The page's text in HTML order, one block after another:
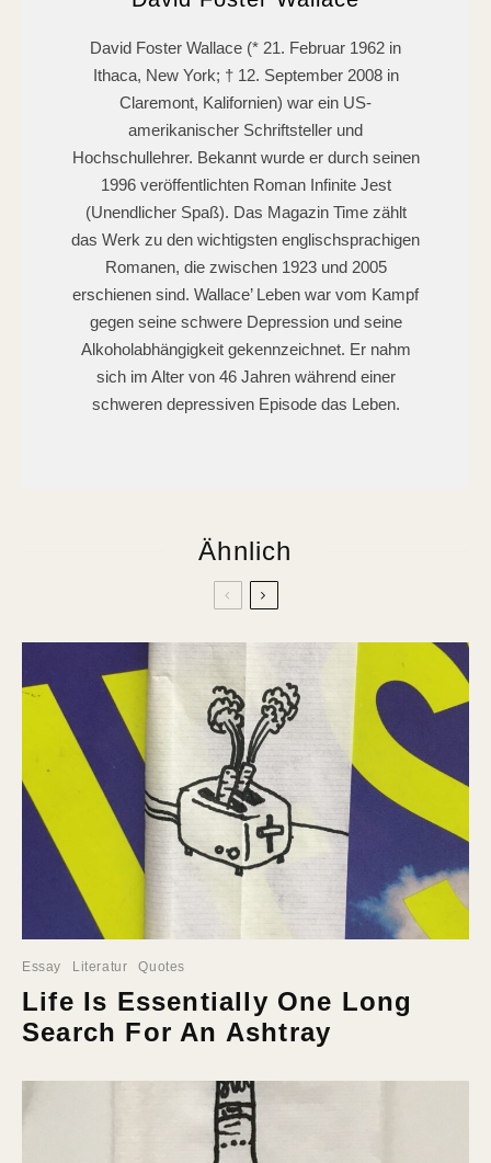
David Foster Wallace (* 21. Februar 1962 in
Ithaca, New York; † 12. September 2008 in
Claremont, Kalifornien) war ein US-
amerikanischer Schriftsteller und
Hochschullehrer. Bekannt wurde er durch seinen
1996 veröffentlichten Roman Infinite Jest
(Unendlicher Spaß). Das Magazin Time zählt
das Werk zu den wichtigsten englischsprachigen
Romanen, die zwischen 1923 und 2005
erschienen sind. Wallace’ Leben war vom Kampf
gegen seine schwere Depression und seine
Alkoholabhängigkeit gekennzeichnet. Er nahm
sich im Alter von 46 Jahren während einer
schweren depressiven Episode das Leben.
Ähnlich
Essay Literatur Quotes
Life Is Essentially One Long
Search For An Ashtray